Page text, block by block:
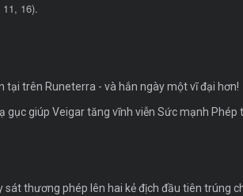
16).
tại trên Runeterra - và hắn ngày một vĩ đại hơn!
gục giúp Veigar tăng vĩnh viễn Sức mạnh Phép
thương phép lên hai kẻ địch đầu tiên trúng